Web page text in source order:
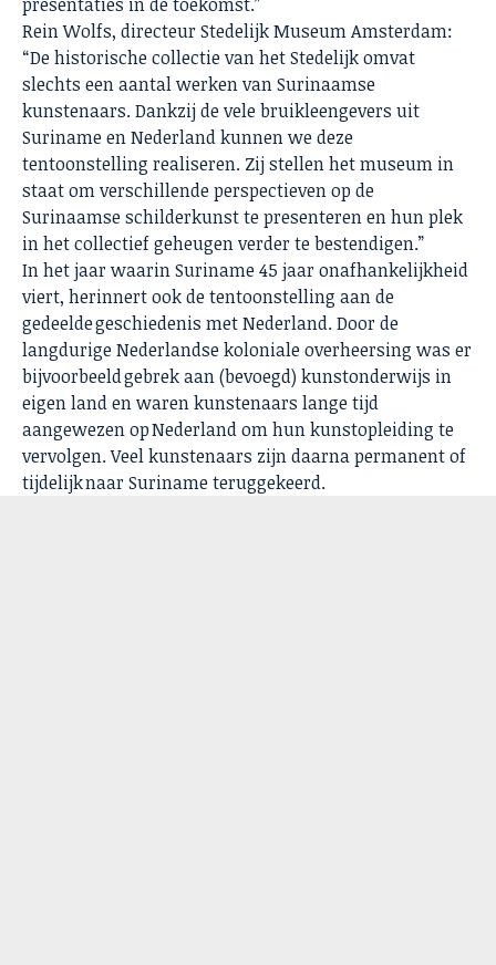
Rein Wolfs, directeur Stedelijk Museum Amsterdam:
“De historische collectie van het Stedelijk omvat
slechts een aantal werken van Surinaamse
kunstenaars. Dankzij de vele bruikleengevers uit
Suriname en Nederland kunnen we deze
tentoonstelling realiseren. Zij stellen het museum in
staat om verschillende perspectieven op de
Surinaamse schilderkunst te presenteren en hun plek
in het collectief geheugen verder te bestendigen.”
In het jaar waarin Suriname 45 jaar onafhankelijkheid
viert, herinnert ook de tentoonstelling aan de
gedeelde geschiedenis met Nederland. Door de
langdurige Nederlandse koloniale overheersing was er
bijvoorbeeld gebrek aan (bevoegd) kunstonderwijs in
eigen land en waren kunstenaars lange tijd
aangewezen op Nederland om hun kunstopleiding te
vervolgen. Veel kunstenaars zijn daarna permanent of
tijdelijk naar Suriname teruggekeerd.